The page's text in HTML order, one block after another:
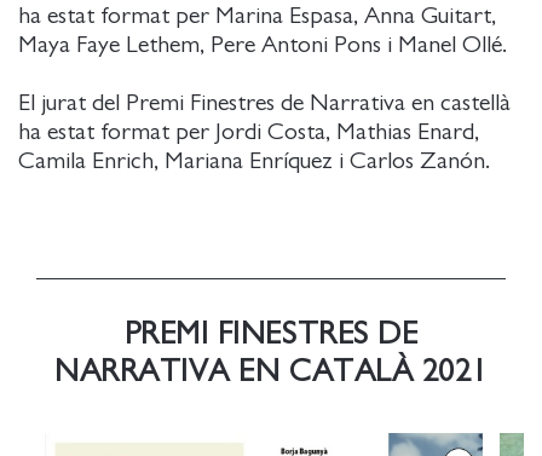
ha estat format per Marina Espasa, Anna Guitart,
Maya Faye Lethem, Pere Antoni Pons i Manel Ollé.
El jurat del Premi Finestres de Narrativa en castellà
ha estat format per Jordi Costa, Mathias Enard,
Camila Enrich, Mariana Enríquez i Carlos Zanón.
PREMI FINESTRES DE
NARRATIVA EN CATALÀ 2021